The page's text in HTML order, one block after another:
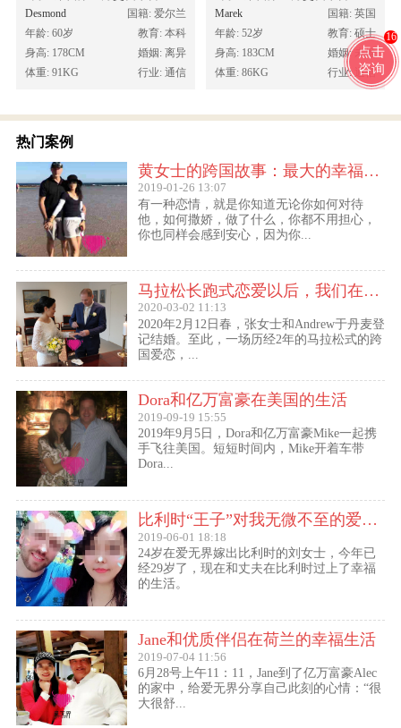
Desmond
国籍: 爱尔兰
年龄: 60岁
教育: 本科
身高: 178CM
婚姻: 离异
体重: 91KG
行业: 通信
Marek
国籍: 英国
年龄: 52岁
教育: 硕士
身高: 183CM
婚姻: 未婚
体重: 86KG
行业: 通信
热门案例
黄女士的跨国故事：最大的幸福便是有一个白马王子一直默默等着自己
2019-01-26 13:07
有一种恋情，就是你知道无论你如何对待
他，如何撒娇，做了什么，你都不用担心，
你也同样会感到安心，因为你...
马拉松长跑式恋爱以后，我们在丹麦登记结婚了
2020-03-02 11:13
2020年2月12日春，张女士和Andrew于丹麦登
记结婚。至此，一场历经2年的马拉松式的跨
国爱恋，...
Dora和亿万富豪在美国的生活
2019-09-19 15:55
2019年9月5日，Dora和亿万富豪Mike一起携
手飞往美国。短短时间内，Mike开着车带
Dora...
比利时“王子”对我无微不至的爱（爱无界刘女士的海外生活）
2019-06-01 18:18
24岁在爱无界嫁出比利时的刘女士，今年已
经29岁了，现在和丈夫在比利时过上了幸福
的生活。
Jane和优质伴侣在荷兰的幸福生活
2019-07-04 11:56
6月28号上午11：11，Jane到了亿万富豪Alec
的家中，给爱无界分享自己此刻的心情：“很
大很舒...
点击
咨询
16